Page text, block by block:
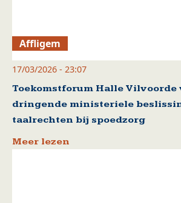
Affligem
17/03/2026 - 23:07
Toekomstforum Halle Vilvoorde
dringende ministeriele
taalrechten bij spoedzorg
Meer lezen